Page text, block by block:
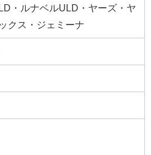
・ルナベルULD・ヤーズ・ヤ
クス・ジェミーナ